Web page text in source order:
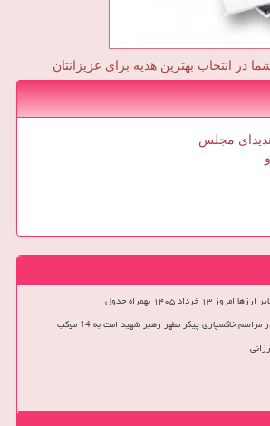
در انتخاب بهترین هدیه برای عزیزانتان
مجلس
۱۴۰۵ بهمراه جدول
خاکسپاری پیکر مطهر رهبر شهید امت به 14 موکب